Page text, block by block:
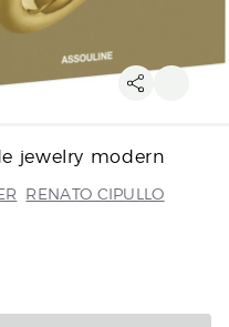
jewelry modern
RENATO CIPULLO